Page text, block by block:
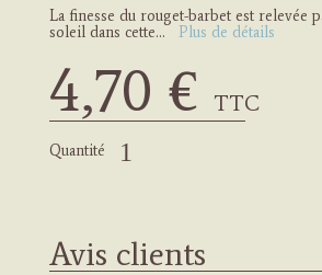
La finesse du rouget-barbet est relevée
soleil dans cette...
Plus de détails
4,70 € TTC
Quantité
Avis clients